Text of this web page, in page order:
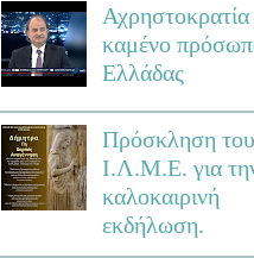
καμένο
Ελλάδας
Πρόσκληση του
Ι.Λ.Μ.Ε. για
καλοκαιρινή
εκδήλωση.